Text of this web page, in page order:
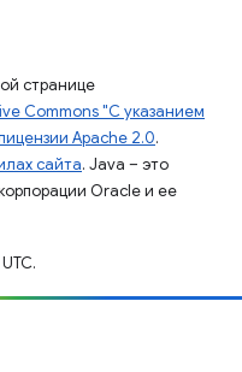
странице
Commons "С указанием
Apache 2.0.
сайта. Java – это
Oracle и ее